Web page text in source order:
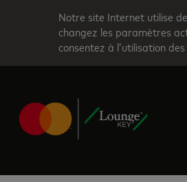
content
Notre site Internet utilise
changez les paramètres
consentez à l’utilisation